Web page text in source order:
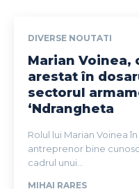
DIVERSE NOUTATI
Marian Voinea,
arestat în
sectorul
‘Ndrangheta
Rolul lui Marian Voinea
antreprenor bine
cadrul unui...
MIHAI RARES